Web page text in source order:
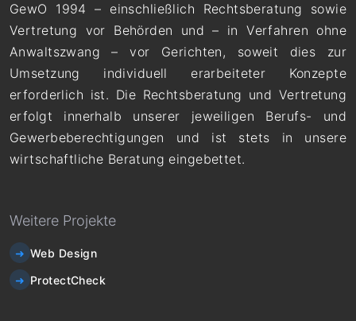
GewO 1994 – einschließlich Rechtsberatung sowie
Vertretung vor Behörden und – in Verfahren ohne
Anwaltszwang – vor Gerichten, soweit dies zur
Umsetzung individuell erarbeiteter Konzepte
erforderlich ist. Die Rechtsberatung und Vertretung
erfolgt innerhalb unserer jeweiligen Berufs- und
Gewerbeberechtigungen und ist stets in unsere
wirtschaftliche Beratung eingebettet.
Weitere Projekte
Web Design
ProtectCheck